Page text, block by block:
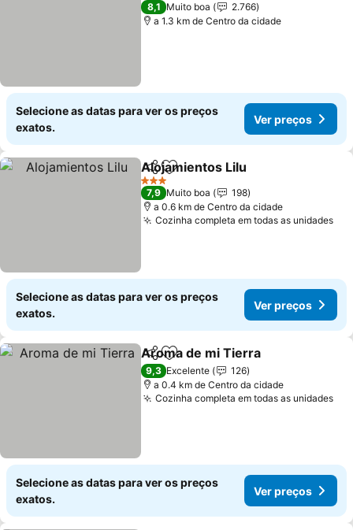
8,1 Muito boa
2.766
a 1.3 km de Centro da cidade
Selecione as datas para ver os preços
exatos.
Ver preços
PartilharAdicionar aos favoritos
Alojamientos Lilu
3 Estrelas
7,9 Muito boa
198
a 0.6 km de Centro da cidade
Cozinha completa em todas as unidades
Selecione as datas para ver os preços
exatos.
Ver preços
PartilharAdicionar aos favoritos
Aroma de mi Tierra
9,3 Excelente
126
a 0.4 km de Centro da cidade
Cozinha completa em todas as unidades
Selecione as datas para ver os preços
exatos.
Ver preços